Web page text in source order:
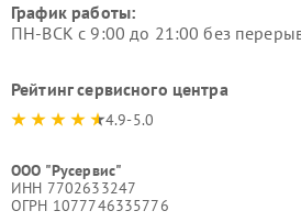
График работы:
ПН-ВСК с 9:00 до 21:00 без
Рейтинг сервисного центра
4.9-5.0
ООО "Русервис"
ИНН 7702633247
ОГРН 1077746335776